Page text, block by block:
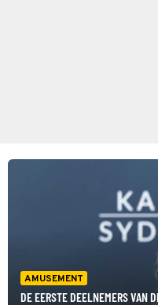
AMUSEMENT
DE EERSTE DEELNEMERS VAN